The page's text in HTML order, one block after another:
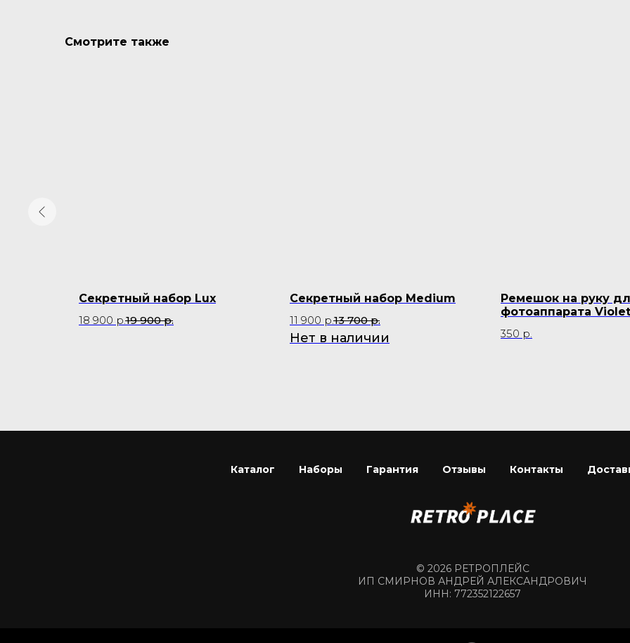
Смотрите также
Секретный набор Lux
18 900 р.19 900 р.
Секретный набор Medium
11 900 р.13 700 р.
Нет в наличии
Ремешок на руку
фотоаппарата Violet
350 р.
Каталог Наборы Гарантия Отзывы Контакты
© 2026 РЕТРОПЛЕЙС
ИП СМИРНОВ АНДРЕЙ АЛЕКСАНДРОВИЧ
ИНН: 772352122657